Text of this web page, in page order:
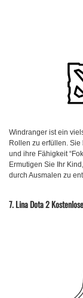
Windranger ist ein
Rollen zu erfüllen.
und ihre Fähigkeit
Ermutigen Sie Ihr
durch Ausmalen zu
7. Lina Dota 2